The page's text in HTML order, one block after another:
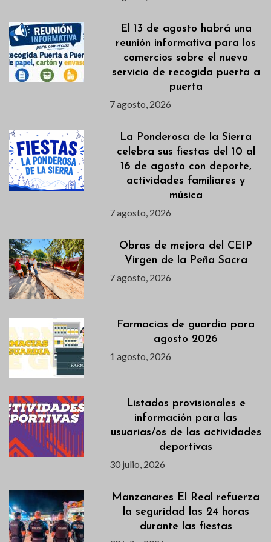
El 13 de agosto habrá una
reunión informativa para los
comercios sobre el nuevo
servicio de recogida puerta a
puerta
7 agosto, 2026
La Ponderosa de la Sierra
celebra sus fiestas del 10 al
16 de agosto con deporte,
actividades familiares y
música
7 agosto, 2026
Obras de mejora del CEIP
Virgen de la Peña Sacra
7 agosto, 2026
Farmacias de guardia para
agosto 2026
1 agosto, 2026
Listados provisionales e
información para las
usuarias/os de las actividades
deportivas
30 julio, 2026
Manzanares El Real refuerza
la seguridad las 24 horas
durante las fiestas